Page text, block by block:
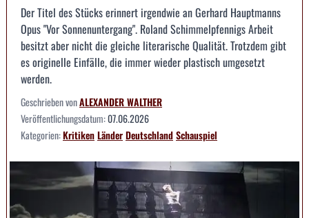
Der Titel des Stücks erinnert irgendwie an Gerhard Hauptmanns
Opus "Vor Sonnenuntergang". Roland Schimmelpfennigs Arbeit
besitzt aber nicht die gleiche literarische Qualität. Trotzdem gibt
es originelle Einfälle, die immer wieder plastisch umgesetzt
werden.
Geschrieben vonALEXANDER WALTHER
Veröffentlichungsdatum:07.06.2026
Kategorien:KritikenLänderDeutschlandSchauspiel